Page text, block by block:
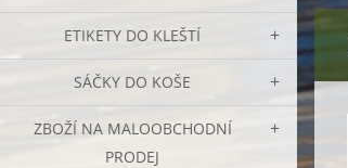
ETIKETY DO KLEŠTÍ
SÁČKY DO KOŠE
ZBOŽÍ NA MALOOBCHODNÍ
PRODEJ